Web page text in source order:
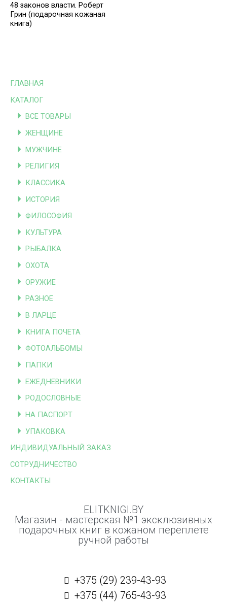
ГЛАВНАЯ
КАТАЛОГ
ВСЕ ТОВАРЫ
ЖЕНЩИНЕ
МУЖЧИНЕ
РЕЛИГИЯ
КЛАССИКА
ИСТОРИЯ
ФИЛОСОФИЯ
КУЛЬТУРА
РЫБАЛКА
ОХОТА
ОРУЖИЕ
РАЗНОЕ
В ЛАРЦЕ
КНИГА ПОЧЕТА
ФОТОАЛЬБОМЫ
ПАПКИ
ЕЖЕДНЕВНИКИ
РОДОСЛОВНЫЕ
НА ПАСПОРТ
УПАКОВКА
ИНДИВИДУАЛЬНЫЙ ЗАКАЗ
СОТРУДНИЧЕСТВО
КОНТАКТЫ
48 законов власти. Роберт
Грин (подарочная кожаная
книга)
ELITKNIGI.BY
Магазин - мастерская №1 эксклюзивных
подарочных книг в кожаном переплете
ручной работы
+375 (29) 239-43-93
+375 (44) 765-43-93